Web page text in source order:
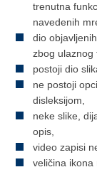
trenutna
navedenih
dio
zbog ulaznog
postoji dio
ne postoji
disleksijom,
neke slike,
opis,
video zapisi
veličina ikona